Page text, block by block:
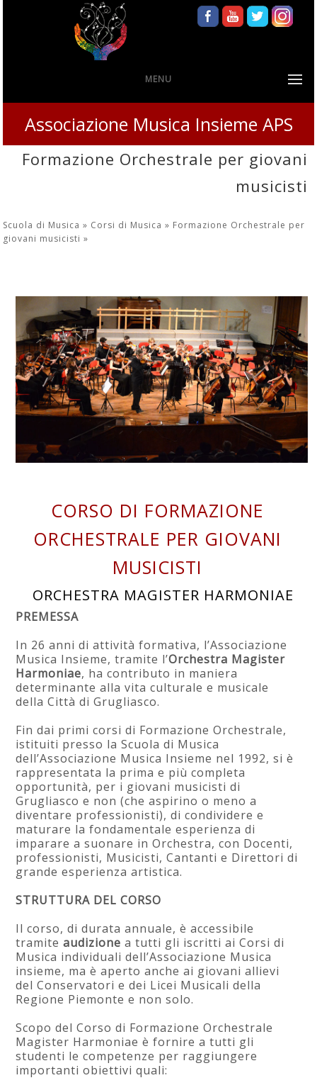
MENU
Associazione Musica Insieme APS
Formazione Orchestrale per giovani
musicisti
Scuola di Musica » Corsi di Musica » Formazione Orchestrale per
giovani musicisti»
CORSO DI FORMAZIONE
ORCHESTRALE PER GIOVANI
MUSICISTI
ORCHESTRA MAGISTER HARMONIAE
PREMESSA
In 26 anni di attività formativa, l’Associazione
Musica Insieme, tramite l’Orchestra Magister
Harmoniae, ha contributo in maniera
determinante alla vita culturale e musicale
della Città di Grugliasco.
Fin dai primi corsi di Formazione Orchestrale,
istituiti presso la Scuola di Musica
dell’Associazione Musica Insieme nel 1992, si è
rappresentata la prima e più completa
opportunità, per i giovani musicisti di
Grugliasco e non (che aspirino o meno a
diventare professionisti), di condividere e
maturare la fondamentale esperienza di
imparare a suonare in Orchestra, con Docenti,
professionisti, Musicisti, Cantanti e Direttori di
grande esperienza artistica.
STRUTTURA DEL CORSO
Il corso, di durata annuale, è accessibile
tramite audizione a tutti gli iscritti ai Corsi di
Musica individuali dell’Associazione Musica
insieme, ma è aperto anche ai giovani allievi
del Conservatori e dei Licei Musicali della
Regione Piemonte e non solo.
Scopo del Corso di Formazione Orchestrale
Magister Harmoniae è fornire a tutti gli
studenti le competenze per raggiungere
importanti obiettivi quali: